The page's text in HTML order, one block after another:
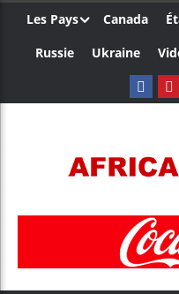
Les Pays Canada
Russie
Ukraine